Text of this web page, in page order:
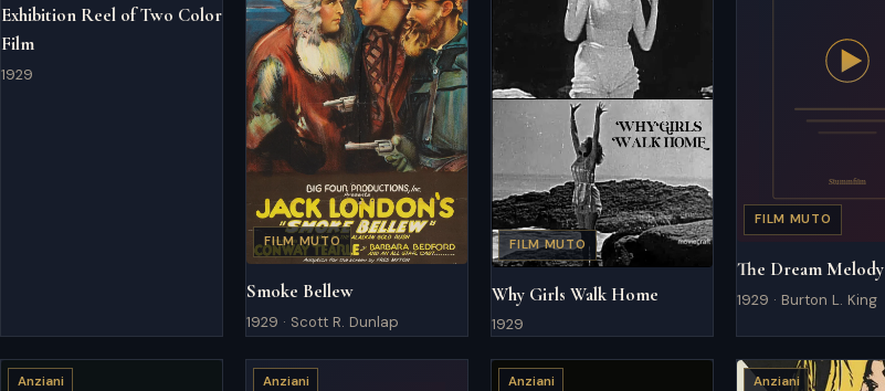
Exhibition Reel of Two Color
Film
1929
FILM MUTO
Smoke Bellew
1929 · Scott R. Dunlap
FILM MUTO
Why Girls Walk Home
1929
FILM MUTO
The Dream Melody
1929 · Burton L. King
Anziani Anziani Anziani Anziani